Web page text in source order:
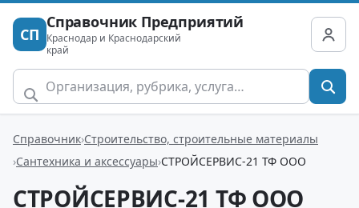
СП
Справочник Предприятий
Краснодар и Краснодарский
край
Справочник Строительство, строительные материалы
Сантехника и аксессуары СТРОЙСЕРВИС-21 ТФ ООО
СТРОЙСЕРВИС-21 ТФ ООО